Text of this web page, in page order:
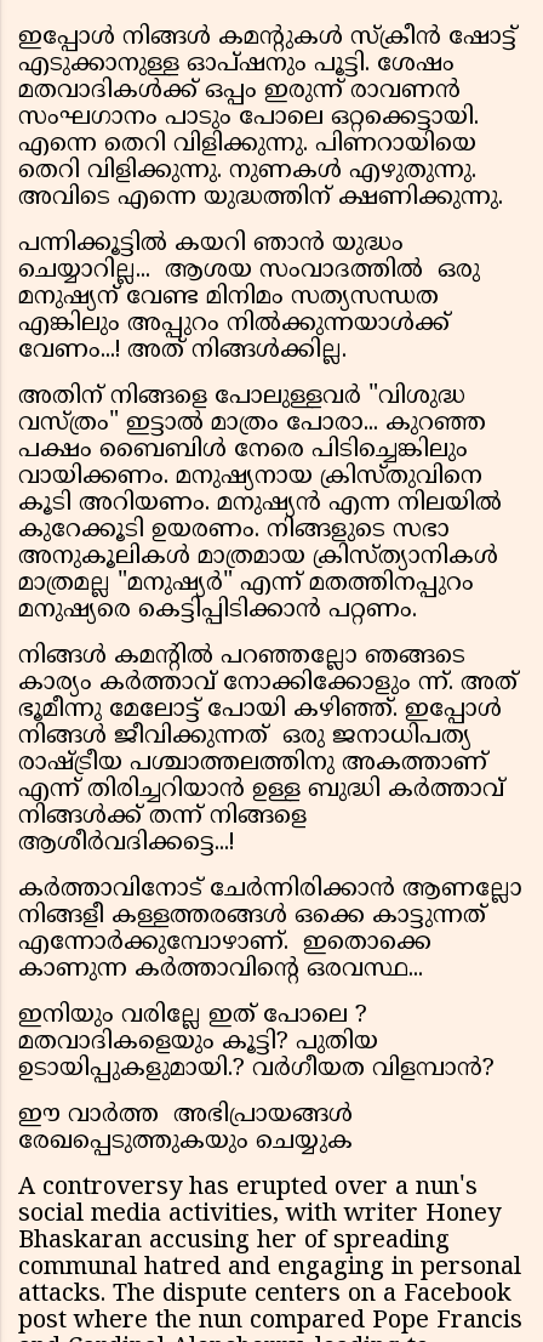
ഇപ്പോൾ നിങ്ങൾ കമന്റുകൾ സ്ക്രീൻ ഷോട്ട്
എടുക്കാനുള്ള ഓപ്‌ഷനും പൂട്ടി. ശേഷം
മതവാദികൾക്ക് ഒപ്പം ഇരുന്ന് രാവണൻ
സംഘഗാനം പാടും പോലെ ഒറ്റക്കെട്ടായി.
എന്നെ തെറി വിളിക്കുന്നു. പിണറായിയെ
തെറി വിളിക്കുന്നു. നുണകൾ എഴുതുന്നു.
അവിടെ എന്നെ യുദ്ധത്തിന് ക്ഷണിക്കുന്നു.
പന്നിക്കൂട്ടിൽ കയറി ഞാൻ യുദ്ധം
ചെയ്യാറില്ല... ആശയ സംവാദത്തിൽ ഒരു
മനുഷ്യന് വേണ്ട മിനിമം സത്യസന്ധത
എങ്കിലും അപ്പുറം നിൽക്കുന്നയാൾക്ക്
വേണം...! അത് നിങ്ങൾക്കില്ല.
അതിന് നിങ്ങളെ പോലുള്ളവർ "വിശുദ്ധ
വസ്ത്രം" ഇട്ടാൽ മാത്രം പോരാ... കുറഞ്ഞ
പക്ഷം ബൈബിൾ നേരെ പിടിച്ചെങ്കിലും
വായിക്കണം. മനുഷ്യനായ ക്രിസ്തുവിനെ
കൂടി അറിയണം. മനുഷ്യൻ എന്ന നിലയിൽ
കുറേക്കൂടി ഉയരണം. നിങ്ങളുടെ സഭാ
അനുകൂലികൾ മാത്രമായ ക്രിസ്ത്യാനികൾ
മാത്രമല്ല "മനുഷ്യർ" എന്ന് മതത്തിനപ്പുറം
മനുഷ്യരെ കെട്ടിപ്പിടിക്കാൻ പറ്റണം.
നിങ്ങൾ കമന്റിൽ പറഞ്ഞല്ലോ ഞങ്ങടെ
കാര്യം കർത്താവ് നോക്കിക്കോളും ന്ന്. അത്
ഭൂമീന്നു മേലോട്ട് പോയി കഴിഞ്ഞ്. ഇപ്പോൾ
നിങ്ങൾ ജീവിക്കുന്നത് ഒരു ജനാധിപത്യ
രാഷ്ട്രീയ പശ്ചാത്തലത്തിനു അകത്താണ്
എന്ന് തിരിച്ചറിയാൻ ഉള്ള ബുദ്ധി കർത്താവ്‌
നിങ്ങൾക്ക് തന്ന് നിങ്ങളെ
ആശീർവദിക്കട്ടെ...!
കർത്താവിനോട് ചേർന്നിരിക്കാൻ ആണല്ലോ
നിങ്ങളീ കള്ളത്തരങ്ങൾ ഒക്കെ കാട്ടുന്നത്
എന്നോർക്കുമ്പോഴാണ്. ഇതൊക്കെ
കാണുന്ന കർത്താവിന്റെ ഒരവസ്ഥ...
ഇനിയും വരില്ലേ ഇത് പോലെ ?
മതവാദികളെയും കൂട്ടി? പുതിയ
ഉടായിപ്പുകളുമായി.? വർഗീയത വിളമ്പാൻ?
ഈ വാർത്ത അഭിപ്രായങ്ങൾ
രേഖപ്പെടുത്തുകയും ചെയ്യുക
A controversy has erupted over a nun's
social media activities, with writer Honey
Bhaskaran accusing her of spreading
communal hatred and engaging in personal
attacks. The dispute centers on a Facebook
post where the nun compared Pope Francis